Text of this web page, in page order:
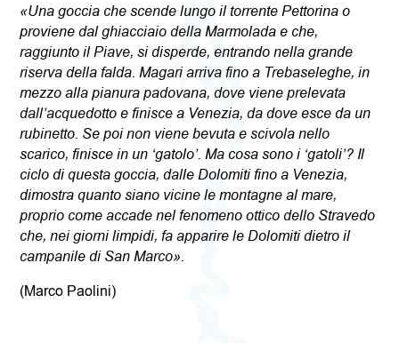
«Una goccia che scende lungo il torrente Pettorina o
proviene dal ghiacciaio della Marmolada e che,
raggiunto il Piave, si disperde, entrando nella grande
riserva della falda. Magari arriva fino a Trebaseleghe, in
mezzo alla pianura padovana, dove viene prelevata
dall’acquedotto e finisce a Venezia, da dove esce da un
rubinetto. Se poi non viene bevuta e scivola nello
scarico, finisce in un ‘gatolo’. Ma cosa sono i ‘gatoli’? Il
ciclo di questa goccia, dalle Dolomiti fino a Venezia,
dimostra quanto siano vicine le montagne al mare,
proprio come accade nel fenomeno ottico dello Stravedo
che, nei giorni limpidi, fa apparire le Dolomiti dietro il
campanile di San Marco».
(Marco Paolini)